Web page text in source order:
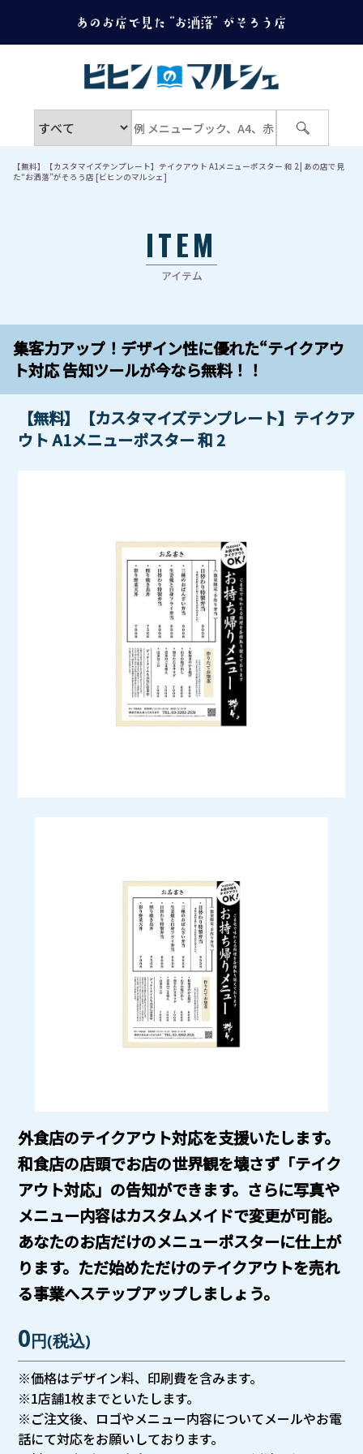
【無料】【カスタマイズテンプレート】テイクアウト A1メニューポスター 和 2 | あの店で見
た“お洒落”がそろう店 [ビヒンのマルシェ]
ITEM
アイテム
集客力アップ！デザイン性に優れた“テイクアウ
ト対応 告知ツールが今なら無料！！
【無料】【カスタマイズテンプレート】テイクア
ウト A1メニューポスター 和 2
外食店のテイクアウト対応を支援いたします。
和食店の店頭でお店の世界観を壊さず「テイク
アウト対応」の告知ができます。さらに写真や
メニュー内容はカスタムメイドで変更が可能。
あなたのお店だけのメニューポスターに仕上が
ります。ただ始めただけのテイクアウトを売れ
る事業へステップアップしましょう。
0円(税込)
※価格はデザイン料、印刷費を含みます。
※1店舗1枚までといたします。
※ご注文後、ロゴやメニュー内容についてメールやお電
話にて対応をお願いしております。